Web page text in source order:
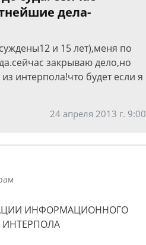
дела-
и 15 лет),меня по
закрываю дело,но
интерпола!что будет если я
24 апреля 2013 г. 9:00
ИНФОРМАЦИОННОГО